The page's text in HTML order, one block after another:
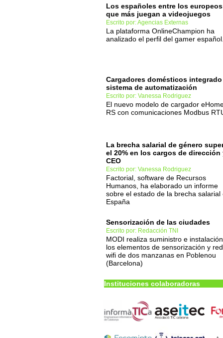
Los españoles entre los europeos
que más juegan a videojuegos
Escrito por: Agencias Externas
La plataforma OnlineChampion ha
analizado el perfil del gamer
Cargadores domésticos
sistema de automatización
Escrito por: Vanessa Rodriguez
El nuevo modelo de cargador
RS con comunicaciones Modbus
La brecha salarial de género
el 20% en los cargos de dirección
CEO
Escrito por: Vanessa Rodriguez
Factorial, software de Recursos
Humanos, ha elaborado un informe
sobre el estado de la brecha salarial
España
Sensorización de las ciudades
Escrito por: Redacción TNI
MODI realiza suministro e
los elementos de sensorización y red
wifi de dos manzanas en Poblenou
(Barcelona)
Instituciones colaboradoras